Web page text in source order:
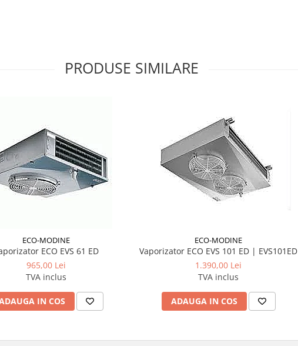
PRODUSE SIMILARE
ECO-MODINE
ECO EVS 61 ED
965,00 Lei
TVA inclus
IN COS
ECO-MODINE
Vaporizator ECO EVS 101 ED | EVS101ED
1.390,00 Lei
TVA inclus
ADAUGA IN COS